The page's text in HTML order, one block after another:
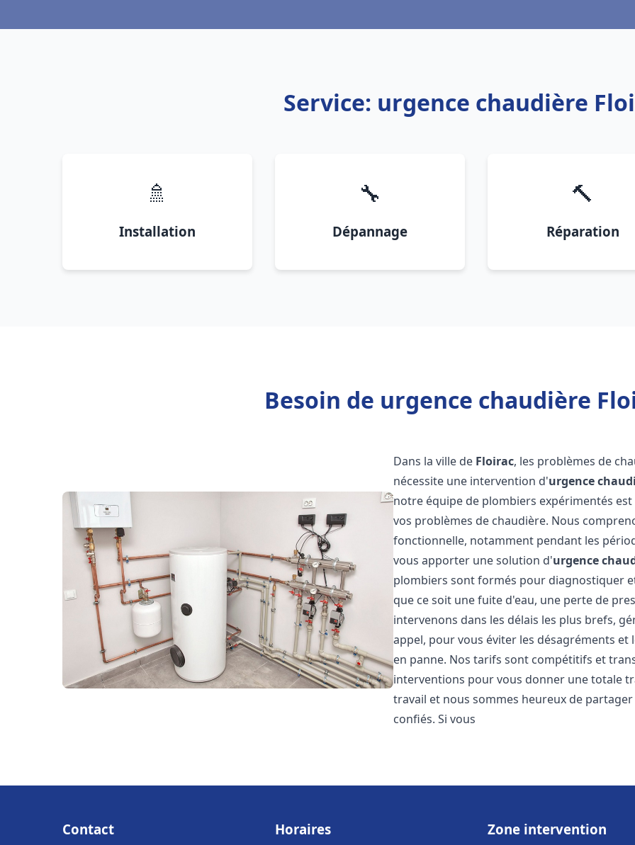
Service: urgence chaudière
🚿
Installation
🔧
Dépannage
🔨
Réparation
Besoin de urgence chaudière
Dans la ville de Floirac, les problèmes de
nécessite une intervention d'urgence
notre équipe de plombiers expérimentés
vos problèmes de chaudière. Nous
fonctionnelle, notamment pendant les
vous apporter une solution d'urgence
plombiers sont formés pour diagnostiquer
que ce soit une fuite d'eau, une perte de
intervenons dans les délais les plus brefs,
appel, pour vous éviter les désagréments
en panne. Nos tarifs sont compétitifs et
interventions pour vous donner une totale
travail et nous sommes heureux de
confiés. Si vous
Contact Horaires Zone intervention